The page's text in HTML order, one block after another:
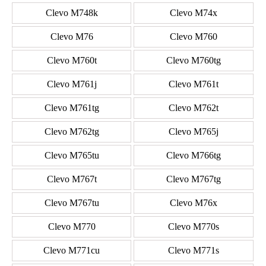
Clevo M748k Clevo M74x
Clevo M76 Clevo M760
Clevo M760t Clevo M760tg
Clevo M761j Clevo M761t
Clevo M761tg Clevo M762t
Clevo M762tg Clevo M765j
Clevo M765tu Clevo M766tg
Clevo M767t Clevo M767tg
Clevo M767tu Clevo M76x
Clevo M770 Clevo M770s
Clevo M771cu Clevo M771s